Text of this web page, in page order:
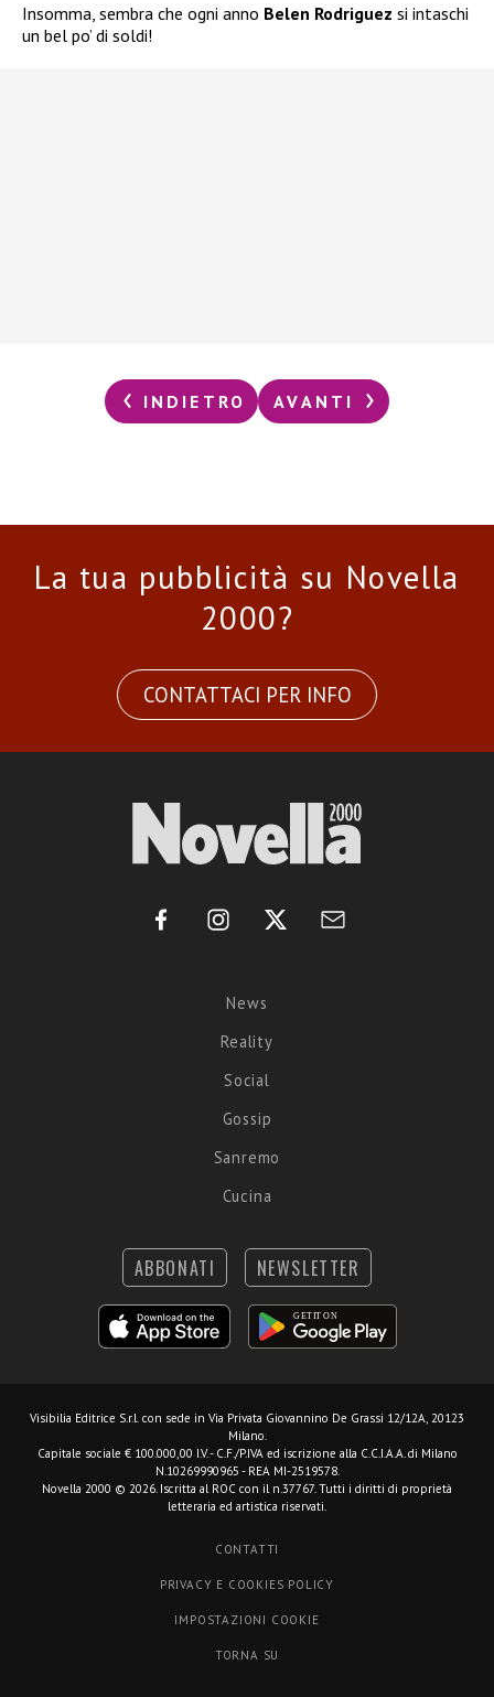
Insomma, sembra che ogni anno Belen Rodriguez si intaschi
un bel po’ di soldi!
INDIETRO AVANTI
La tua pubblicità su Novella
2000?
CONTATTACI PER INFO
News
Reality
Social
Gossip
Sanremo
Cucina
ABBONATI NEWSLETTER
Visibilia Editrice S.r.l. con sede in Via Privata Giovannino De Grassi 12/12A, 20123
Milano.
Capitale sociale € 100.000,00 I.V. - C.F./P.IVA ed iscrizione alla C.C.I.A.A. di Milano
N.10269990965 - REA MI-2519578.
Novella 2000 © 2026. Iscritta al ROC con il n.37767. Tutti i diritti di proprietà
letteraria ed artistica riservati.
CONTATTI
PRIVACY E COOKIES POLICY
IMPOSTAZIONI COOKIE
TORNA SU